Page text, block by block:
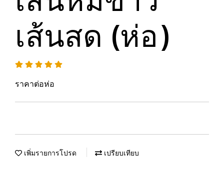
เส้นสด (ห่อ)
ราคาต่อห่อ
เพิ่มรายการโปรด เปรียบเทียบ